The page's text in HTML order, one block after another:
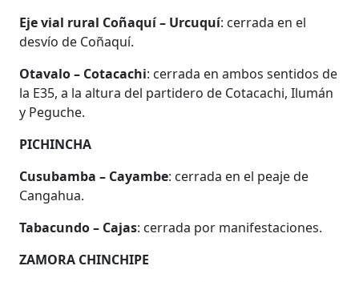
Eje vial rural Coñaquí – Urcuquí: cerrada en el
desvío de Coñaquí.
Otavalo – Cotacachi: cerrada en ambos sentidos de
la E35, a la altura del partidero de Cotacachi, Ilumán
y Peguche.
PICHINCHA
Cusubamba – Cayambe: cerrada en el peaje de
Cangahua.
Tabacundo – Cajas: cerrada por manifestaciones.
ZAMORA CHINCHIPE